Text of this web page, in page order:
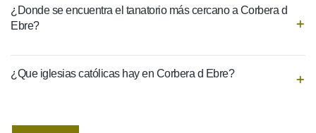
¿Donde se encuentra el tanatorio más cercano a Corbera d
Ebre?
¿Que iglesias católicas hay en Corbera d Ebre?